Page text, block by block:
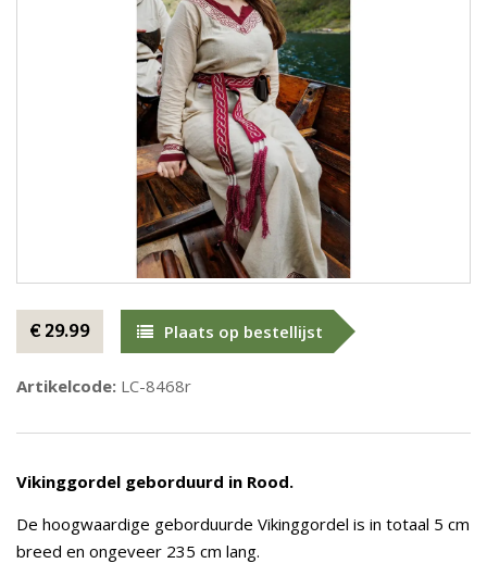
€ 29.99 Plaats op bestellijst
Artikelcode: LC-8468r
Vikinggordel geborduurd in Rood.
De hoogwaardige geborduurde Vikinggordel is in totaal 5 cm
breed en ongeveer 235 cm lang.